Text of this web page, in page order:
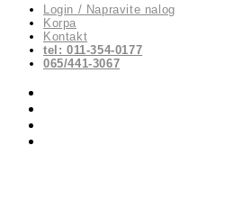
Login / Napravite nalog
Korpa
Kontakt
tel: 011-354-0177
065/441-3067